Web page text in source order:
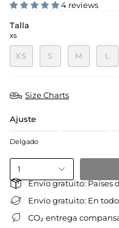
4 reviews
Talla
XS
XS S M L
Size Charts
Ajuste
Delgado
1
Envío gratuito: Países
Envío gratuito: En
CO₂ entrega